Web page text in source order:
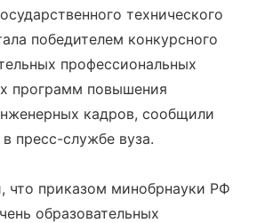
технического
победителем конкурсного
профессиональных
программ повышения
кадров, сообщили
пресс-службе вуза.
что приказом минобрнауки РФ
образовательных